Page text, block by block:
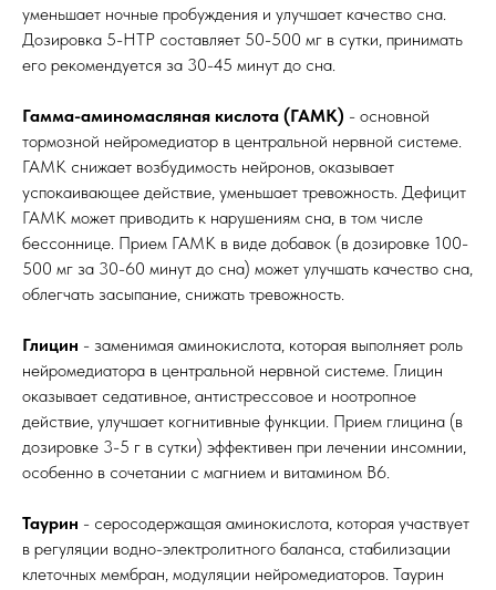
уменьшает ночные пробуждения и улучшает качество сна.
Дозировка 5-HTP составляет 50-500 мг в сутки, принимать
его рекомендуется за 30-45 минут до сна.
Гамма-аминомасляная кислота (ГАМК) - основной
тормозной нейромедиатор в центральной нервной системе.
ГАМК снижает возбудимость нейронов, оказывает
успокаивающее действие, уменьшает тревожность. Дефицит
ГАМК может приводить к нарушениям сна, в том числе
бессоннице. Прием ГАМК в виде добавок (в дозировке 100-
500 мг за 30-60 минут до сна) может улучшать качество сна,
облегчать засыпание, снижать тревожность.
Глицин - заменимая аминокислота, которая выполняет роль
нейромедиатора в центральной нервной системе. Глицин
оказывает седативное, антистрессовое и ноотропное
действие, улучшает когнитивные функции. Прием глицина (в
дозировке 3-5 г в сутки) эффективен при лечении инсомнии,
особенно в сочетании с магнием и витамином B6.
Таурин - серосодержащая аминокислота, которая участвует
в регуляции водно-электролитного баланса, стабилизации
клеточных мембран, модуляции нейромедиаторов. Таурин